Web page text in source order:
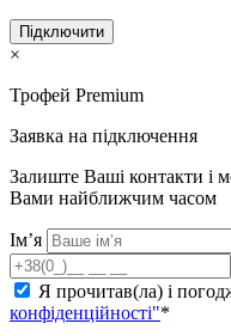
Підключити
×
Трофей Premium
Заявка на підключення
Залиште Ваші контакти і
Вами найближчим часом
Ім’я
Я прочитав(ла) і
конфіденційності"*